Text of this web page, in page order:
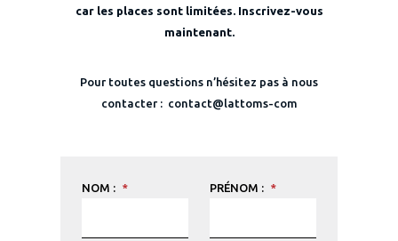
car les places sont limitées. Inscrivez-vous
maintenant.
Pour toutes questions n’hésitez pas à nous
contacter : contact@lattoms-com
NOM : * PRÉNOM : *